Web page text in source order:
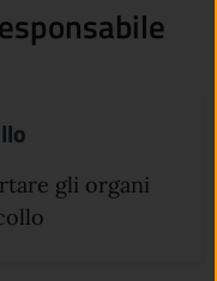
gli organi